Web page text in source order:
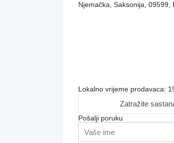
Njemačka, Saksonija,
Lokalno vrijeme prodavaca:
Zatražite
Pošalji poruku